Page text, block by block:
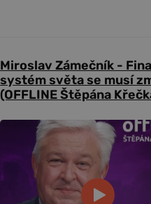
Miroslav Zámečník -
systém světa se musí
(OFFLINE Štěpána